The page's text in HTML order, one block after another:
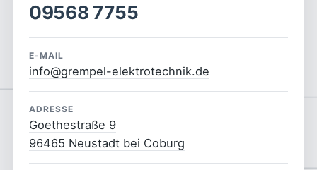
09568 7755
E-MAIL
info@grempel-elektrotechnik.de
ADRESSE
Goethestraße 9
96465 Neustadt bei Coburg